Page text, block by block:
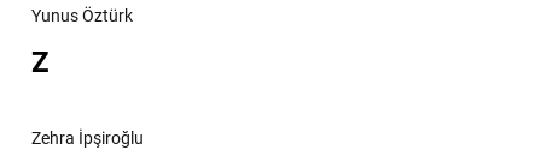
Yunus Öztürk
Z
Zehra İpşiroğlu